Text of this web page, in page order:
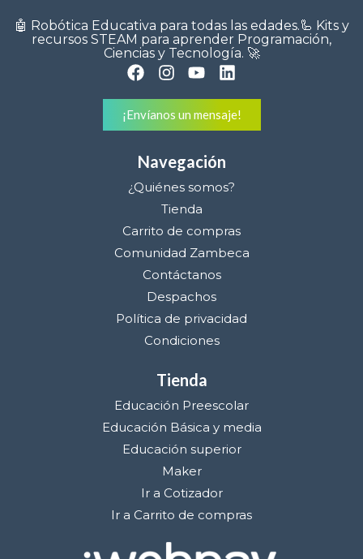
🤖 Robótica Educativa para todas las edades.🦾 Kits y
recursos STEAM para aprender Programación,
Ciencias y Tecnología. 🚀
¡Envíanos un mensaje!
Navegación
¿Quiénes somos?
Tienda
Carrito de compras
Comunidad Zambeca
Contáctanos
Despachos
Política de privacidad
Condiciones
Tienda
Educación Preescolar
Educación Básica y media
Educación superior
Maker
Ir a Cotizador
Ir a Carrito de compras